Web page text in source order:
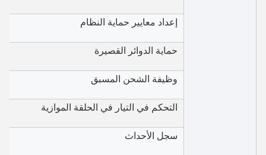
إعداد معايير حماية النظام
حماية الدوائر القصيرة
وظيفة الشحن المسبق
التحكم في التيار في الحلقة الموازية
سجل الأحداث